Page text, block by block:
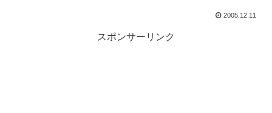
2005.12.11
スポンサーリンク